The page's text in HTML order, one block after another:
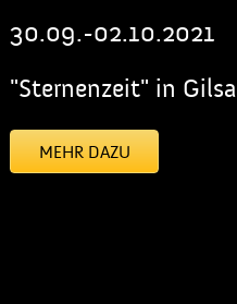
30.09.-02.10.2021
"Sternenzeit" in Gilsa
MEHR DAZU